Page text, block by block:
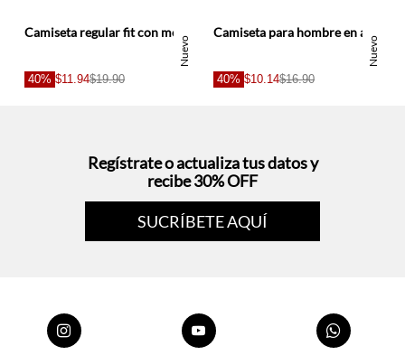
Nuevo
Camiseta regular fit con mensaje frontal en algodón blanco para hombre
40% $11.94$19.90
Nuevo
Camiseta para hombre en algodón verde oliva fit regular con bordado raqueta
40% $10.14$16.90
Regístrate o actualiza tus datos y
recibe 30% OFF
SUCRÍBETE AQUÍ